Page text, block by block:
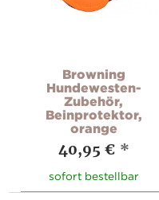
Browning
Hundewesten-
Zubehör,
Beinprotektor,
orange
40,95 € *
sofort bestellbar